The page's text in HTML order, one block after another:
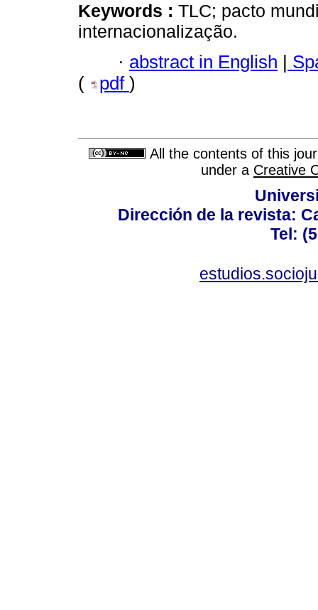
Keywords : TLC; pacto
internacionalização.
· abstract in English |
(
pdf )
All the contents of this
under a Creative
Dirección de la revista:
Tel: